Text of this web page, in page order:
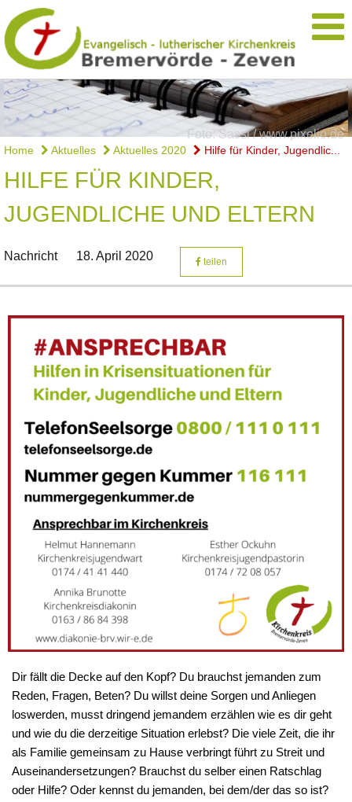
Foto: Sassi / www.pixelio.de
Home Aktuelles Aktuelles 2020 Hilfe für Kinder, Jugendlic...
HILFE FÜR KINDER,
JUGENDLICHE UND ELTERN
Nachricht 18. April 2020 teilen
Dir fällt die Decke auf den Kopf? Du brauchst jemanden zum
Reden, Fragen, Beten? Du willst deine Sorgen und Anliegen
loswerden, musst dringend jemandem erzählen wie es dir geht
und wie du die derzeitige Situation erlebst? Die viele Zeit, die ihr
als Familie gemeinsam zu Hause verbringt führt zu Streit und
Auseinandersetzungen? Brauchst du selber einen Ratschlag
oder Hilfe? Oder kennst du jemanden, bei dem/der das so ist?